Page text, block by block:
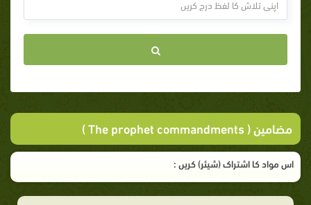
مضامين ( The prophet commandments )
اس مواد کا اشتراک (شیئر) کریں :